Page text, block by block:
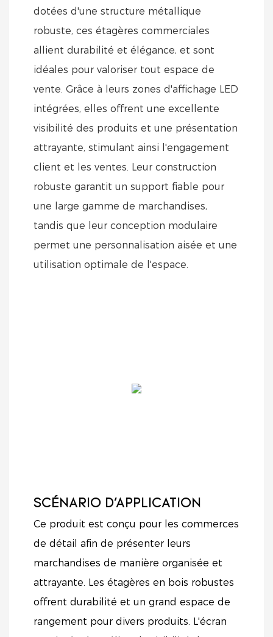
dotées d'une structure métallique
robuste, ces étagères commerciales
allient durabilité et élégance, et sont
idéales pour valoriser tout espace de
vente. Grâce à leurs zones d'affichage LED
intégrées, elles offrent une excellente
visibilité des produits et une présentation
attrayante, stimulant ainsi l'engagement
client et les ventes. Leur construction
robuste garantit un support fiable pour
une large gamme de marchandises,
tandis que leur conception modulaire
permet une personnalisation aisée et une
utilisation optimale de l'espace.
SCÉNARIO D'APPLICATION
Ce produit est conçu pour les commerces
de détail afin de présenter leurs
marchandises de manière organisée et
attrayante. Les étagères en bois robustes
offrent durabilité et un grand espace de
rangement pour divers produits. L'écran